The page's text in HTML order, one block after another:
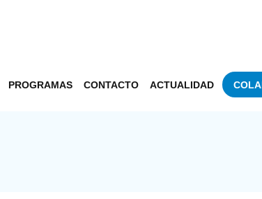
PROGRAMAS CONTACTO ACTUALIDAD